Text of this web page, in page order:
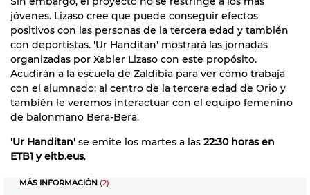
jóvenes. Lizaso cree que puede conseguir efectos
positivos con las personas de la tercera edad y también
con deportistas. 'Ur Handitan' mostrará las jornadas
organizadas por Xabier Lizaso con este propósito.
Acudirán a la escuela de Zaldibia para ver cómo trabaja
con el alumnado; al centro de la tercera edad de Orio y
también le veremos interactuar con el equipo femenino
de balonmano Bera-Bera.
'Ur Handitan' se emite los martes a las 22:30 horas en
ETB1 y eitb.eus.
MÁS INFORMACIÓN (2)